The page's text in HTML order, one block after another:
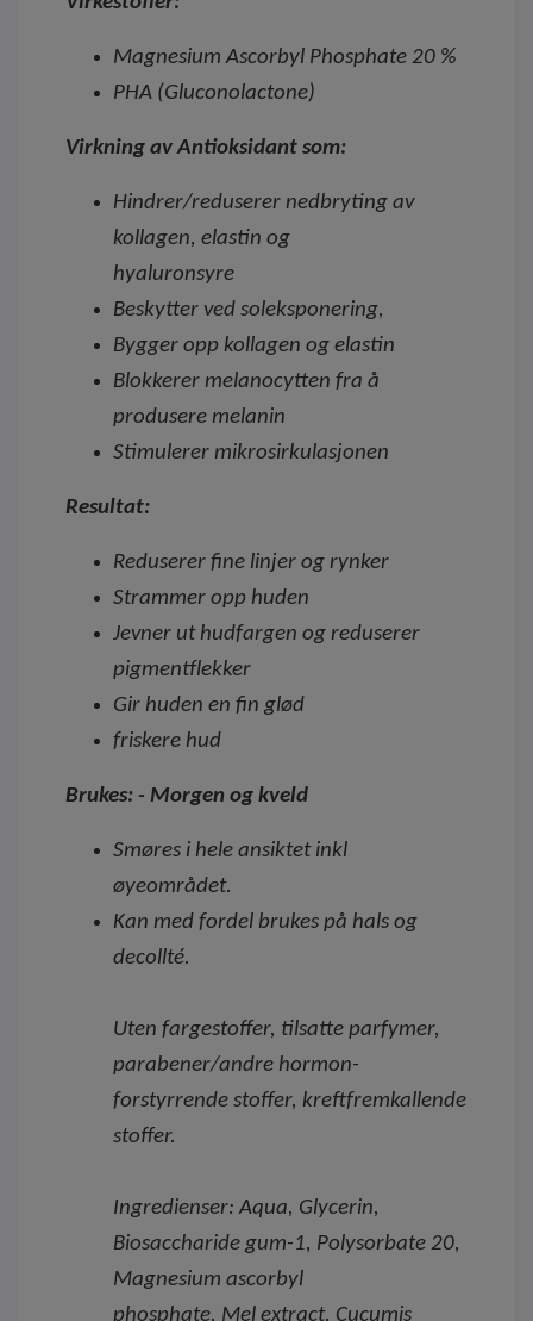
Magnesium Ascorbyl Phosphate 20 %
PHA (Gluconolactone)
Virkning av Antioksidant som:
Hindrer/reduserer nedbryting av
kollagen, elastin og
hyaluronsyre
Beskytter ved soleksponering,
Bygger opp kollagen og elastin
Blokkerer melanocytten fra å
produsere melanin
Stimulerer mikrosirkulasjonen
Resultat:
Reduserer fine linjer og rynker
Strammer opp huden
Jevner ut hudfargen og reduserer
pigmentflekker
Gir huden en fin glød
friskere hud
Brukes: - Morgen og kveld
Smøres i hele ansiktet inkl
øyeområdet.
Kan med fordel brukes på hals og
decollté.
Uten fargestoffer, tilsatte parfymer,
parabener/andre hormon-
forstyrrende stoffer, kreftfremkallende
stoffer.
Ingredienser: Aqua, Glycerin,
Biosaccharide gum-1, Polysorbate 20,
Magnesium ascorbyl
phosphate, Mel extract, Cucumis